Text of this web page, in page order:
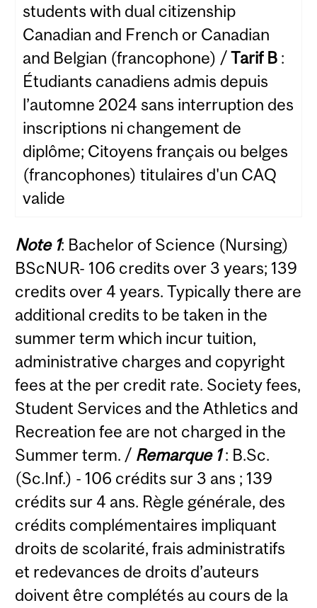
students with dual citizenship
Canadian and French or Canadian
and Belgian (francophone) /Tarif B :
Étudiants canadiens admis depuis
l’automne 2024 sans interruption des
inscriptions ni changement de
diplôme; Citoyens français ou belges
(francophones) titulaires d'un CAQ
valide
Note 1: Bachelor of Science (Nursing)
BScNUR- 106 credits over 3 years; 139
credits over 4 years. Typically there are
additional credits to be taken in the
summer term which incur tuition,
administrative charges and copyright
fees at the per credit rate. Society fees,
Student Services and the Athletics and
Recreation fee are not charged in the
Summer term. / Remarque 1: B.Sc.
(Sc.Inf.) - 106 crédits sur 3 ans ; 139
crédits sur 4 ans. Règle générale, des
crédits complémentaires impliquant
droits de scolarité, frais administratifs
et redevances de droits d’auteurs
doivent être complétés au cours de la